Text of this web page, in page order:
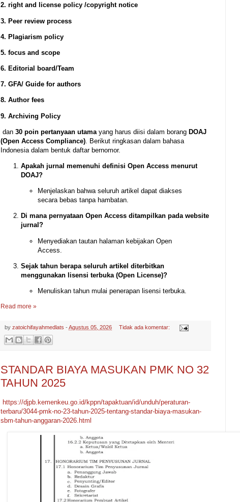
2. right and license policy /copyright notice
3. Peer review process
4. Plagiarism policy
5. focus and scope
6. Editorial board/Team
7. GFA/ Guide for authors
8. Author fees
9. Archiving Policy
dan 30 poin pertanyaan utama yang harus diisi dalam borang DOAJ
(Open Access Compliance) . Berikut ringkasan dalam bahasa
Indonesia dalam bentuk daftar bernomor.
Apakah jurnal memenuhi definisi Open Access menurut
DOAJ?
Menjelaskan bahwa seluruh artikel dapat diakses
secara bebas tanpa hambatan.
Di mana pernyataan Open Access ditampilkan pada website
jurnal?
Menyediakan tautan halaman kebijakan Open
Access.
Sejak tahun berapa seluruh artikel diterbitkan
menggunakan lisensi terbuka (Open License)?
Menuliskan tahun mulai penerapan lisensi terbuka.
Read more »
by zatoichifayahmedlats - Agustus 05, 2026 Tidak ada komentar:
STANDAR BIAYA MASUKAN PMK NO 32
TAHUN 2025
https://djpb.kemenkeu.go.id/kppn/tapaktuan/id/unduh/peraturan-
terbaru/3044-pmk-no-23-tahun-2025-tentang-standar-biaya-masukan-
sbm-tahun-anggaran-2026.html